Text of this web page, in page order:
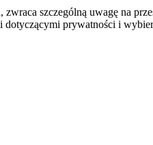
szczególną uwagę na
prywatności i